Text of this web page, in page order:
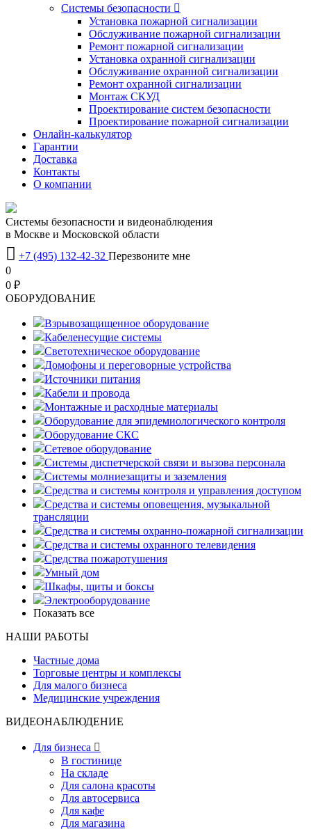
Системы безопасности 
Установка пожарной сигнализации
Обслуживание пожарной сигнализации
Ремонт пожарной сигнализации
Установка охранной сигнализации
Обслуживание охранной сигнализации
Ремонт охранной сигнализации
Монтаж СКУД
Проектирование систем безопасности
Проектирование пожарной сигнализации
Онлайн-калькулятор
Гарантии
Доставка
Контакты
О компании
Системы безопасности и видеонаблюдения
в Москве и Московской области
 +7 (495) 132-42-32 Перезвоните мне
0
0 ₽
OБОРУДОВАНИЕ
Взрывозащищенное оборудование
Кабеленесущие системы
Светотехническое оборудование
Домофоны и переговорные устройства
Источники питания
Кабели и провода
Монтажные и расходные материалы
Оборудование для эпидемиологического контроля
Оборудование СКС
Сетевое оборудование
Системы диспетчерской связи и вызова персонала
Системы молниезащиты и заземления
Средства и системы контроля и управления доступом
Средства и системы оповещения, музыкальной
трансляции
Средства и системы охранно-пожарной сигнализации
Средства и системы охранного телевидения
Средства пожаротушения
Умный дом
Шкафы, щиты и боксы
Электрооборудование
Показать все
НАШИ РАБОТЫ
Частные дома
Торговые центры и комплексы
Для малого бизнеса
Медицинские учреждения
ВИДЕОНАБЛЮДЕНИЕ
Для бизнеса 
В гостинице
На складе
Для салона красоты
Для автосервиса
Для кафе
Для магазина